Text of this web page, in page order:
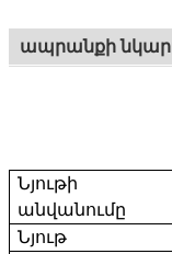
ապրանքի
Նյութի
անվանումը
Նյութ